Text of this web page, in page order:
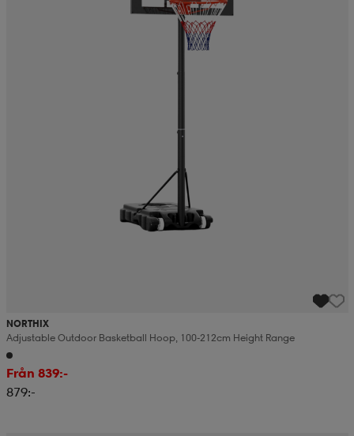
NORTHIX
Adjustable Outdoor Basketball Hoop, 100-212cm Height Range
Från 839:-
879:-